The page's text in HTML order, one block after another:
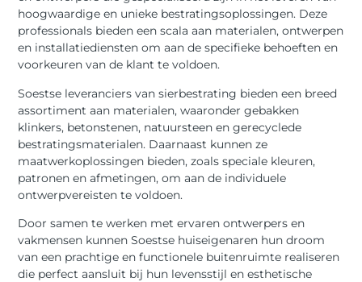
hoogwaardige en unieke bestratingsoplossingen. Deze
professionals bieden een scala aan materialen, ontwerpen
en installatiediensten om aan de specifieke behoeften en
voorkeuren van de klant te voldoen.
Soestse leveranciers van sierbestrating bieden een breed
assortiment aan materialen, waaronder gebakken
klinkers, betonstenen, natuursteen en gerecyclede
bestratingsmaterialen. Daarnaast kunnen ze
maatwerkoplossingen bieden, zoals speciale kleuren,
patronen en afmetingen, om aan de individuele
ontwerpvereisten te voldoen.
Door samen te werken met ervaren ontwerpers en
vakmensen kunnen Soestse huiseigenaren hun droom
van een prachtige en functionele buitenruimte realiseren
die perfect aansluit bij hun levensstijl en esthetische